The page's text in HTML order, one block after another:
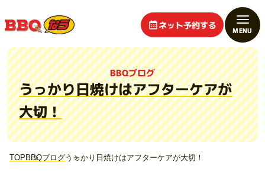
ネット予約する
BBQブログ
うっかり日焼けはアフターケアが
大切！
TOP BBQブログうっかり日焼けはアフターケアが大切！